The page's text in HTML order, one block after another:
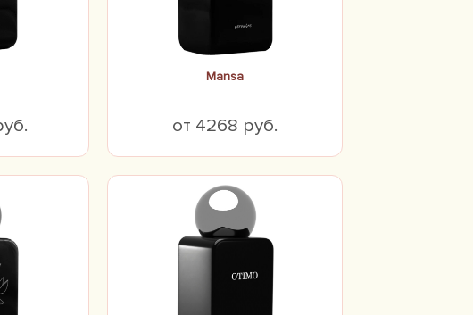
Mansa
от 4268 руб.